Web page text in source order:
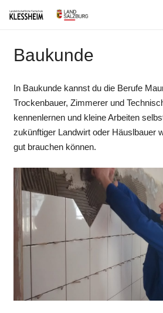
Baukunde
In Baukunde kannst du die Berufe
Trockenbauer, Zimmerer und
kennenlernen und kleine Arbeiten
zukünftiger Landwirt oder Häuslbauer
gut brauchen können.